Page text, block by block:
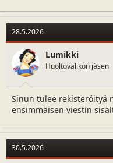
28.5.2026
Lumikki
Huoltovalikon jäsen
Sinun tulee rekisteröityä
ensimmäisen viestin
30.5.2026